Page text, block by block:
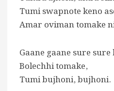
Tumi swapnote keno
Amar oviman tomake
Gaane gaane sure
Bolechhi tomake,
Tumi bujhoni, bujhoni.